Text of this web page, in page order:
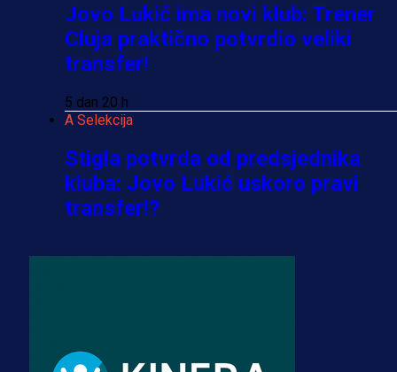
Jovo Lukić ima novi klub: Trener
Cluja praktično potvrdio veliki
transfer!
5 dan 20 h
A Selekcija
Stigla potvrda od predsjednika
kluba: Jovo Lukić uskoro pravi
transfer!?
dres BiH!